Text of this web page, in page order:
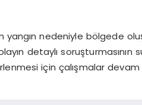
yangın nedeniyle bölgede
detaylı soruşturmasının
için çalışmalar devam